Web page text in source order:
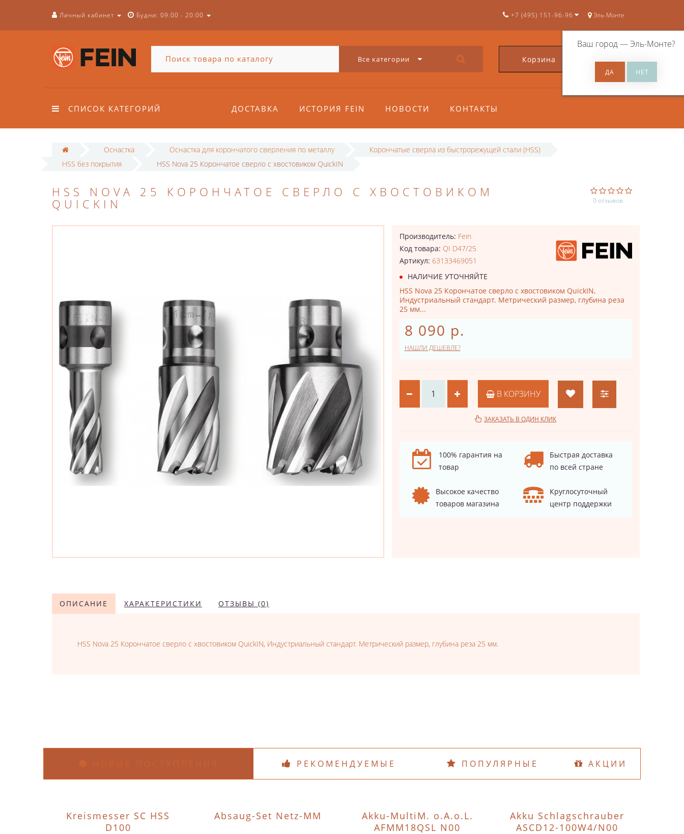
Личный кабинет Будни: 09:00 - 20:00 Эль-Монте
Ваш город —Эль-Монте?
+7 (495) 151-96-96
Все категории Корзина 0
СПИСОК КАТЕГОРИЙ ДОСТАВКА ИСТОРИЯ FEIN НОВОСТИ КОНТАКТЫ
Оснастка Оснастка для корончатого сверления по металлу
Корончатые сверла из быстрорежущей стали (HSS)
HSS без покрытия
HSS Nova 25 Корончатое сверло с хвостовиком QuickIN
HSS NOVA 25 КОРОНЧАТОЕ СВЕРЛО С ХВОСТОВИКОМ
QUICKIN
0 отзывов
Производитель: Fein
Код товара: QI D47/25
Артикул: 63133469051
НАЛИЧИЕ УТОЧНЯЙТЕ
HSS Nova 25 Корончатое сверло с хвостовиком QuickIN,
Индустриальный стандарт. Метрический размер, глубина реза
25 мм...
8 090 р.
НАШЛИ ДЕШЕВЛЕ?
В КОРЗИНУ
ЗАКАЗАТЬ В ОДИН КЛИК
100% гарантия на
товар
Быстрая доставка
по всей стране
Высокое качество
товаров магазина
Круглосуточный
центр поддержки
ОПИСАНИЕ ХАРАКТЕРИСТИКИ ОТЗЫВЫ (0)
HSS Nova 25 Корончатое сверло с хвостовиком QuickIN, Индустриальный стандарт. Метрический размер, глубина реза 25 мм.
РЕКОМЕНДУЕМЫЕ ПОПУЛЯРНЫЕ АКЦИИ
Kreismesser SC HSS
D100
Absaug-Set Netz-MM
Akku-MultiM. o.A.o.L.
AFMM18QSL N00
Akku Schlagschrauber
ASCD12-100W4/N00